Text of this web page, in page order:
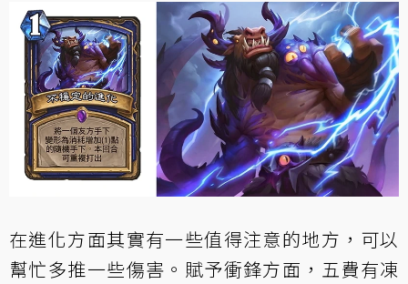
在進化方面其實有一些值得注意的地方，可以
幫忙多推一些傷害。賦予衝鋒方面，五費有凍